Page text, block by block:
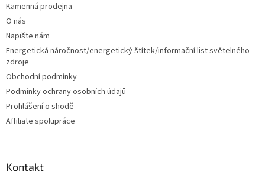
Kamenná prodejna
O nás
Napište nám
Energetická náročnost/energetický štítek/informační list světelného
zdroje
Obchodní podmínky
Podmínky ochrany osobních údajů
Prohlášení o shodě
Affiliate spolupráce
Kontakt